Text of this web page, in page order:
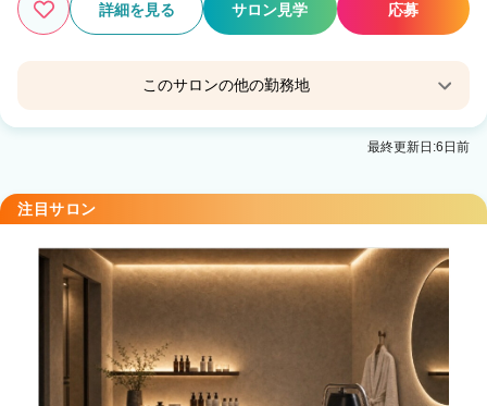
詳細を見る サロン見学 応募
このサロンの他の勤務地
KAULA by ECLART 飯能店 （カウラバイエクラー
最終更新日:6日前
注目サロン